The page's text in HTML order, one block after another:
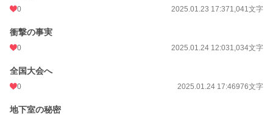
0 2025.01.23 17:371,041文字
衝撃の事実
0 2025.01.24 12:031,034文字
全国大会へ
0 2025.01.24 17:46976文字
地下室の秘密